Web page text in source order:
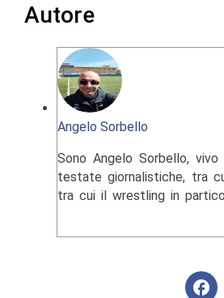
Autore
Angelo Sorbello
Sono Angelo Sorbello,
testate giornalistiche, tra
tra cui il wrestling in